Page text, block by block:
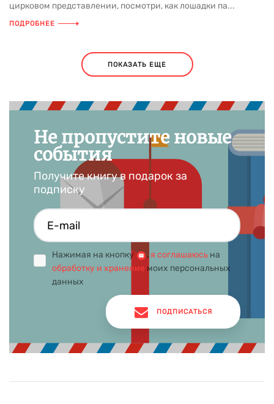
цирковом представлении, посмотри, как лошадки па...
ПОДРОБНЕЕ
ПОКАЗАТЬ ЕЩЕ
Не пропустите новые
события
Получите книгу в подарок за
подписку
Нажимая на кнопку , я соглашаюсь на
обработку и хранение моих персональных
данных
ПОДПИСАТЬСЯ